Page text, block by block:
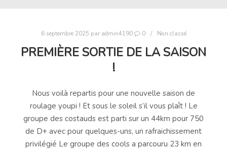
6 septembre 2025 par admin4190 0 Non classé
PREMIÈRE SORTIE DE LA SAISON
!
Nous voilà repartis pour une nouvelle saison de
roulage youpi ! Et sous le soleil s’il vous plaît ! Le
groupe des costauds est parti sur un 44km pour 750
de D+ avec pour quelques-uns, un rafraichissement
privilégié Le groupe des cools a parcouru 23 km en